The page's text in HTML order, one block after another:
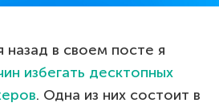
в своем посте я
избегать десктопных
. Одна из них состоит в